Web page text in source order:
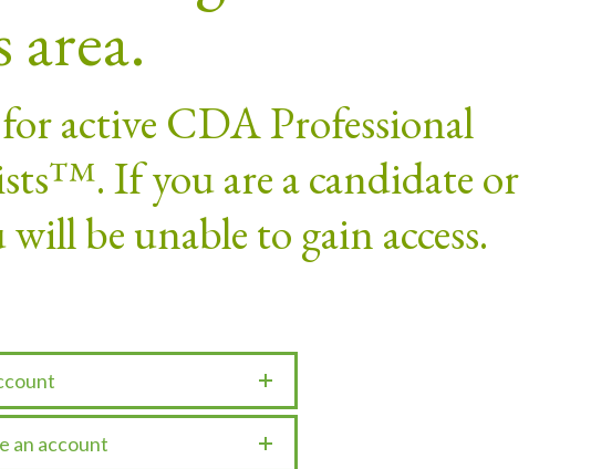
area.
active CDA Professional
If you are a candidate or
be unable to gain access.
an account